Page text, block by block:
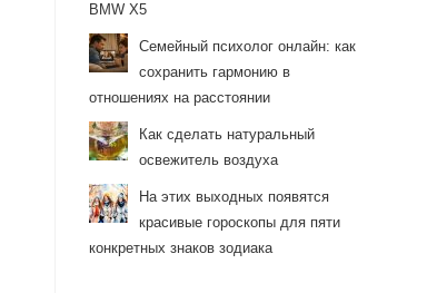
BMW X5
Семейный психолог онлайн: как
сохранить гармонию в
отношениях на расстоянии
Как сделать натуральный
освежитель воздуха
На этих выходных появятся
красивые гороскопы для пяти
конкретных знаков зодиака